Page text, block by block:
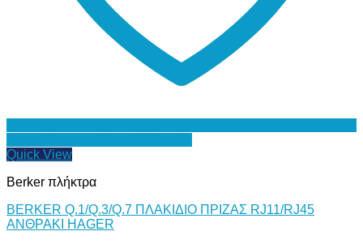
Quick View
Berker πλήκτρα
BERKER Q.1/Q.3/Q.7 ΠΛΑΚΙΔΙΟ ΠΡΙΖΑΣ RJ11/RJ45
ΑΝΘΡΑΚΙ HAGER